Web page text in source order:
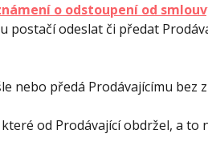
o odstoupení od
postačí odeslat či předat
nebo předá Prodávajícímu bez
od Prodávající obdržel, a to